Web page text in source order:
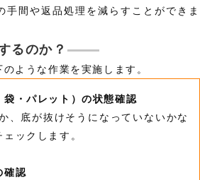
手間や返品処理を減らすことができま
るのか？
ような作業を実施します。
袋・パレット）の状態確認
、底が抜けそうになっていないかな
ックします。
確認